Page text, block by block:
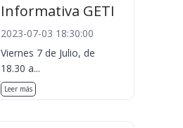
Informativa GETI
2023-07-03 18:30:00
Viernes 7 de Julio, de
18.30 a...
Leer más